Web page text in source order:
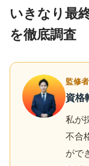
いきなり最
を徹底調査
監修
資格
私が
不合
がで